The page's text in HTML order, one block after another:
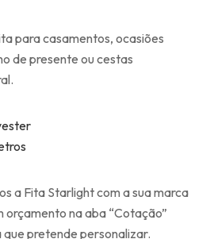
para casamentos, ocasiões
de presente ou cestas
a Fita Starlight com a sua marca
orçamento na aba “Cotação”
pretende personalizar.